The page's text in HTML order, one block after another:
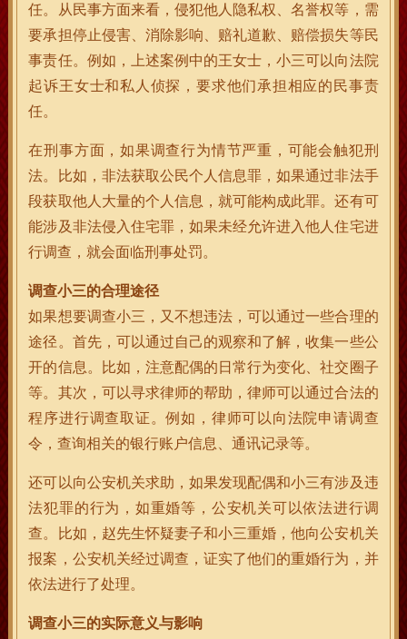
任。从民事方面来看，侵犯他人隐私权、名誉权等，需
要承担停止侵害、消除影响、赔礼道歉、赔偿损失等民
事责任。例如，上述案例中的王女士，小三可以向法院
起诉王女士和私人侦探，要求他们承担相应的民事责
任。
在刑事方面，如果调查行为情节严重，可能会触犯刑
法。比如，非法获取公民个人信息罪，如果通过非法手
段获取他人大量的个人信息，就可能构成此罪。还有可
能涉及非法侵入住宅罪，如果未经允许进入他人住宅进
行调查，就会面临刑事处罚。
调查小三的合理途径
如果想要调查小三，又不想违法，可以通过一些合理的
途径。首先，可以通过自己的观察和了解，收集一些公
开的信息。比如，注意配偶的日常行为变化、社交圈子
等。其次，可以寻求律师的帮助，律师可以通过合法的
程序进行调查取证。例如，律师可以向法院申请调查
令，查询相关的银行账户信息、通讯记录等。
还可以向公安机关求助，如果发现配偶和小三有涉及违
法犯罪的行为，如重婚等，公安机关可以依法进行调
查。比如，赵先生怀疑妻子和小三重婚，他向公安机关
报案，公安机关经过调查，证实了他们的重婚行为，并
依法进行了处理。
调查小三的实际意义与影响